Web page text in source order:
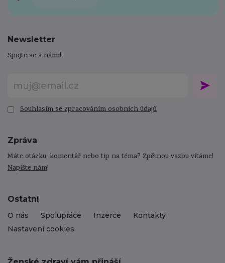
Newsletter
Spojte se s námi!
Souhlasím se zpracováním osobních údajů
Ostatní
O nás Spolupráce Inzerce
Kontakty
Nastavení cookies
Zpráva
Máte otázku, komentář nebo tip na téma? Zpětnou vazbu vítáme!
Napište nám!